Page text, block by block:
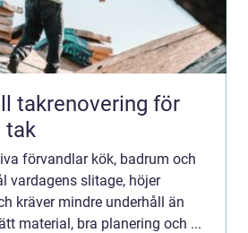
takrenovering för
tak
förvandlar kök, badrum och
vardagens slitage, höjer
kräver mindre underhåll än
material, bra planering och ...